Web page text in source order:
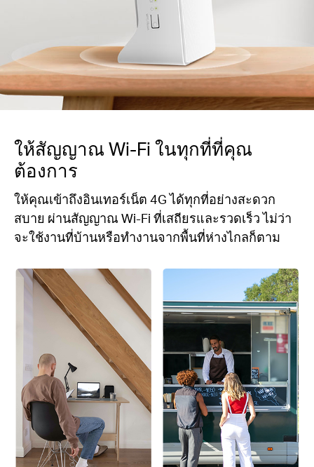
ให้สัญญาณ Wi-Fi ในทุกที่ที่คุณ
ต้องการ
ให้คุณเข้าถึงอินเทอร์เน็ต 4G ได้ทุกที่อย่างสะดวก
สบาย ผ่านสัญญาณ Wi-Fi ที่เสถียรและรวดเร็ว ไม่ว่า
จะใช้งานที่บ้านหรือทำงานจากพื้นที่ห่างไกลก็ตาม